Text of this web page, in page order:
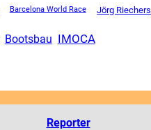
Barcelona World Race Jörg Riechers
Bootsbau IMOCA
Reporter